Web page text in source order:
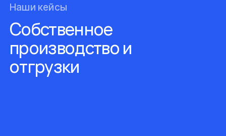
Наши кейсы
Собственное
производство и
отгрузки